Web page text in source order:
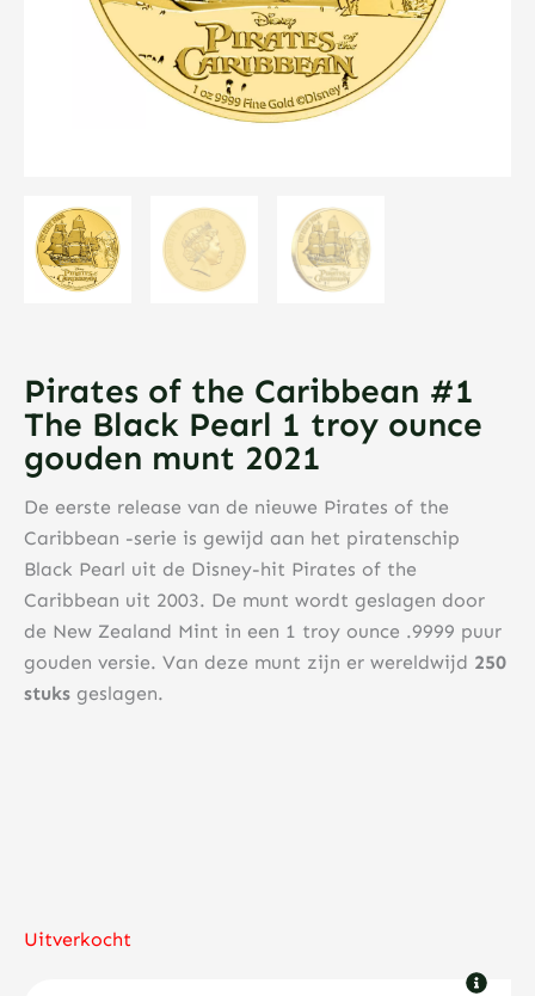
Pirates of the Caribbean #1
The Black Pearl 1 troy ounce
gouden munt 2021
De eerste release van de nieuwe Pirates of the
Caribbean -serie is gewijd aan het piratenschip
Black Pearl uit de Disney-hit Pirates of the
Caribbean uit 2003. De munt wordt geslagen door
de New Zealand Mint in een 1 troy ounce .9999 puur
gouden versie. Van deze munt zijn er wereldwijd 250
stuks geslagen.
Uitverkocht